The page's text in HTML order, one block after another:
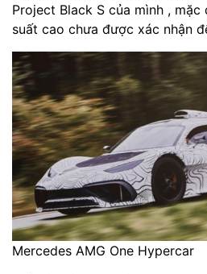
Project Black S của mình , mặc
suất cao chưa được xác nhận
Mercedes AMG One Hypercar